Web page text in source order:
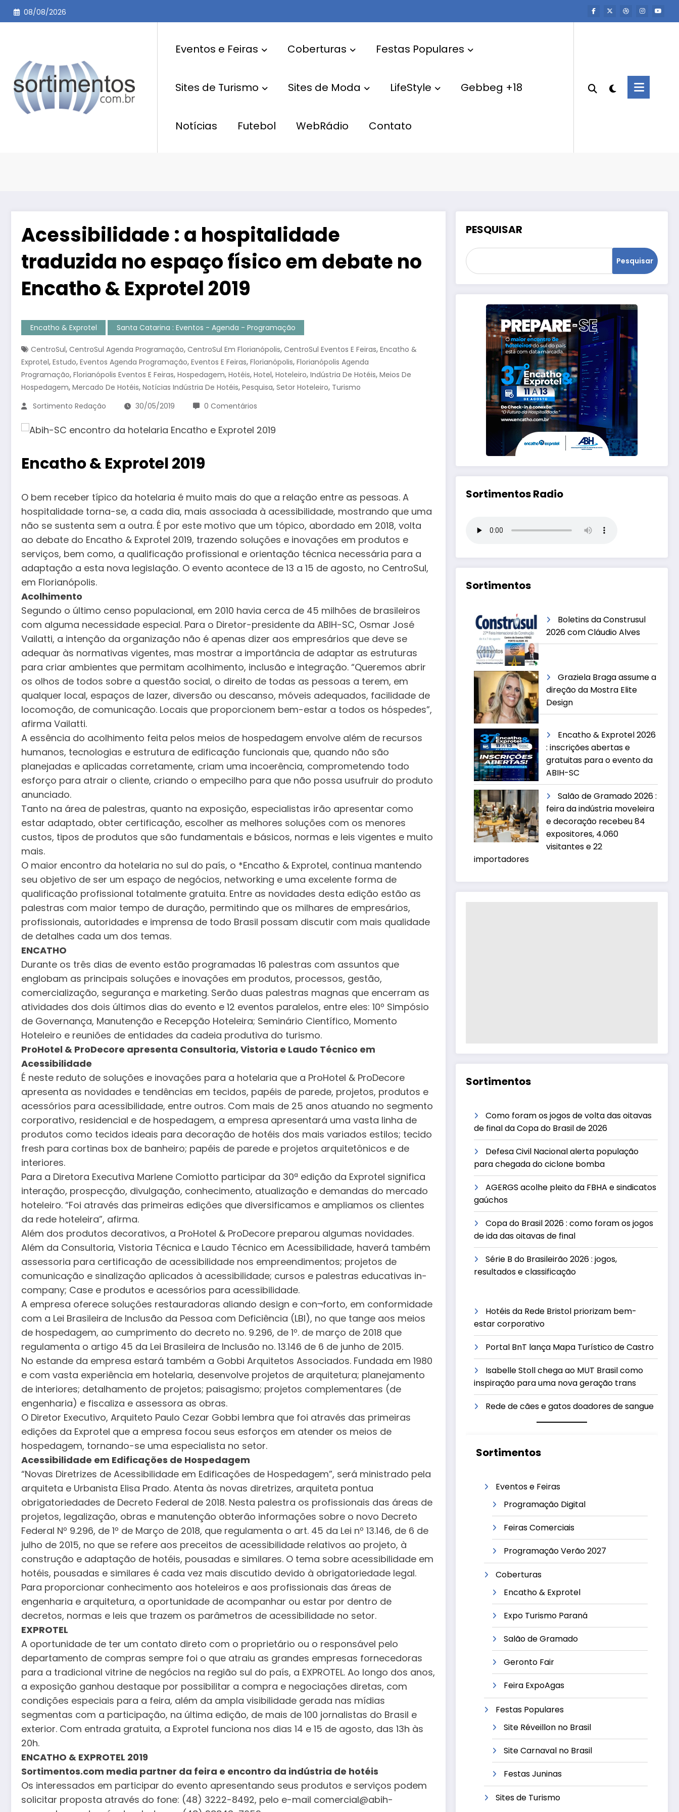
Pular
para
08/08/2026
Eventos e Feiras Coberturas Festas Populares
Sites de Turismo Sites de Moda LifeStyle Gebbeg +18
Notícias Futebol WebRádio Contato
Acessibilidade : a hospitalidade
traduzida no espaço físico em debate no
Encatho & Exprotel 2019
Encatho & Exprotel Santa Catarina : Eventos - Agenda - Programação
CentroSul, CentroSul Agenda Programação, CentroSul Em Florianópolis, CentroSul Eventos E Feiras, Encatho &
Exprotel, Estudo, Eventos Agenda Programação, Eventos E Feiras, Florianópolis, Florianópolis Agenda
Programação, Florianópolis Eventos E Feiras, Hospedagem, Hotéis, Hotel, Hoteleiro, Indústria De Hotéis, Meios De
Hospedagem, Mercado De Hotéis, Notícias Indústria De Hotéis, Pesquisa, Setor Hoteleiro, Turismo
Sortimento Redação
30/05/2019 0 Comentários
Encatho & Exprotel 2019
O bem receber típico da hotelaria é muito mais do que a relação entre as pessoas. A
hospitalidade torna-se, a cada dia, mais associada à acessibilidade, mostrando que uma
não se sustenta sem a outra. É por este motivo que um tópico, abordado em 2018, volta
ao debate do Encatho & Exprotel 2019, trazendo soluções e inovações em produtos e
serviços, bem como, a qualificação profissional e orientação técnica necessária para a
adaptação a esta nova legislação. O evento acontece de 13 a 15 de agosto, no CentroSul,
em Florianópolis.
Acolhimento
Segundo o último censo populacional, em 2010 havia cerca de 45 milhões de brasileiros
com alguma necessidade especial. Para o Diretor-presidente da ABIH-SC, Osmar José
Vailatti, a intenção da organização não é apenas dizer aos empresários que deve se
adequar às normativas vigentes, mas mostrar a importância de adaptar as estruturas
para criar ambientes que permitam acolhimento, inclusão e integração. “Queremos abrir
os olhos de todos sobre a questão social, o direito de todas as pessoas a terem, em
qualquer local, espaços de lazer, diversão ou descanso, móveis adequados, facilidade de
locomoção, de comunicação. Locais que proporcionem bem-estar a todos os hóspedes”,
afirma Vailatti.
A essência do acolhimento feita pelos meios de hospedagem envolve além de recursos
humanos, tecnologias e estrutura de edificação funcionais que, quando não são
planejadas e aplicadas corretamente, criam uma incoerência, comprometendo todo
esforço para atrair o cliente, criando o empecilho para que não possa usufruir do produto
anunciado.
Tanto na área de palestras, quanto na exposição, especialistas irão apresentar como
estar adaptado, obter certificação, escolher as melhores soluções com os menores
custos, tipos de produtos que são fundamentais e básicos, normas e leis vigentes e muito
mais.
O maior encontro da hotelaria no sul do país, o *Encatho & Exprotel, continua mantendo
seu objetivo de ser um espaço de negócios, networking e uma excelente forma de
qualificação profissional totalmente gratuita. Entre as novidades desta edição estão as
palestras com maior tempo de duração, permitindo que os milhares de empresários,
profissionais, autoridades e imprensa de todo Brasil possam discutir com mais qualidade
de detalhes cada um dos temas.
ENCATHO
Durante os três dias de evento estão programadas 16 palestras com assuntos que
englobam as principais soluções e inovações em produtos, processos, gestão,
comercialização, segurança e marketing. Serão duas palestras magnas que encerram as
atividades dos dois últimos dias do evento e 12 eventos paralelos, entre eles: 10º Simpósio
de Governança, Manutenção e Recepção Hoteleira; Seminário Científico, Momento
Hoteleiro e reuniões de entidades da cadeia produtiva do turismo.
ProHotel & ProDecore apresenta Consultoria, Vistoria e Laudo Técnico em
Acessibilidade
É neste reduto de soluções e inovações para a hotelaria que a ProHotel & ProDecore
apresenta as novidades e tendências em tecidos, papéis de parede, projetos, produtos e
acessórios para acessibilidade, entre outros. Com mais de 25 anos atuando no segmento
corporativo, residencial e de hospedagem, a empresa apresentará uma vasta linha de
produtos como tecidos ideais para decoração de hotéis dos mais variados estilos; tecido
fresh para cortinas box de banheiro; papéis de parede e projetos arquitetônicos e de
interiores.
Para a Diretora Executiva Marlene Comiotto participar da 30ª edição da Exprotel significa
interação, prospecção, divulgação, conhecimento, atualização e demandas do mercado
hoteleiro. “Foi através das primeiras edições que diversificamos e ampliamos os clientes
da rede hoteleira”, afirma.
Além dos produtos decorativos, a ProHotel & ProDecore preparou algumas novidades.
Além da Consultoria, Vistoria Técnica e Laudo Técnico em Acessibilidade, haverá também
assessoria para certificação de acessibilidade nos empreendimentos; projetos de
comunicação e sinalização aplicados à acessibilidade; cursos e palestras educativas in-
company; Case e produtos e acessórios para acessibilidade.
A empresa oferece soluções restauradoras aliando design e con¬forto, em conformidade
com a Lei Brasileira de Inclusão da Pessoa com Deficiência (LBI), no que tange aos meios
de hospedagem, ao cumprimento do decreto no. 9.296, de 1º. de março de 2018 que
regulamenta o artigo 45 da Lei Brasileira de Inclusão no. 13.146 de 6 de junho de 2015.
No estande da empresa estará também a Gobbi Arquitetos Associados. Fundada em 1980
e com vasta experiência em hotelaria, desenvolve projetos de arquitetura; planejamento
de interiores; detalhamento de projetos; paisagismo; projetos complementares (de
engenharia) e fiscaliza e assessora as obras.
O Diretor Executivo, Arquiteto Paulo Cezar Gobbi lembra que foi através das primeiras
edições da Exprotel que a empresa focou seus esforços em atender os meios de
hospedagem, tornando-se uma especialista no setor.
Acessibilidade em Edificações de Hospedagem
“Novas Diretrizes de Acessibilidade em Edificações de Hospedagem”, será ministrado pela
arquiteta e Urbanista Elisa Prado. Atenta às novas diretrizes, arquiteta pontua
obrigatoriedades de Decreto Federal de 2018. Nesta palestra os profissionais das áreas de
projetos, legalização, obras e manutenção obterão informações sobre o novo Decreto
Federal Nº 9.296, de 1º de Março de 2018, que regulamenta o art. 45 da Lei nº 13.146, de 6 de
julho de 2015, no que se refere aos preceitos de acessibilidade relativos ao projeto, à
construção e adaptação de hotéis, pousadas e similares. O tema sobre acessibilidade em
hotéis, pousadas e similares é cada vez mais discutido devido à obrigatoriedade legal.
Para proporcionar conhecimento aos hoteleiros e aos profissionais das áreas de
engenharia e arquitetura, a oportunidade de acompanhar ou estar por dentro de
decretos, normas e leis que trazem os parâmetros de acessibilidade no setor.
EXPROTEL
A oportunidade de ter um contato direto com o proprietário ou o responsável pelo
departamento de compras sempre foi o que atraiu as grandes empresas fornecedoras
para a tradicional vitrine de negócios na região sul do país, a EXPROTEL. Ao longo dos anos,
a exposição ganhou destaque por possibilitar a compra e negociações diretas, com
condições especiais para a feira, além da ampla visibilidade gerada nas mídias
segmentas com a participação, na última edição, de mais de 100 jornalistas do Brasil e
exterior. Com entrada gratuita, a Exprotel funciona nos dias 14 e 15 de agosto, das 13h às
20h.
ENCATHO & EXPROTEL 2019
Sortimentos.com media partner da feira e encontro da indústria de hotéis
Os interessados em participar do evento apresentando seus produtos e serviços podem
solicitar proposta através do fone: (48) 3222-8492, pelo e-mail comercial@abih-
PESQUISAR
Pesquisar
Sortimentos Radio
Sortimentos
Boletins da Construsul
2026 com Cláudio Alves
Graziela Braga assume a
direção da Mostra Elite
Design
Encatho & Exprotel 2026
: inscrições abertas e
gratuitas para o evento da
ABIH-SC
Salão de Gramado 2026 :
feira da indústria moveleira
e decoração recebeu 84
expositores, 4.060
visitantes e 22
importadores
Sortimentos
Como foram os jogos de volta das oitavas
de final da Copa do Brasil de 2026
Defesa Civil Nacional alerta população
para chegada do ciclone bomba
AGERGS acolhe pleito da FBHA e sindicatos
gaúchos
Copa do Brasil 2026 : como foram os jogos
de ida das oitavas de final
Série B do Brasileirão 2026 : jogos,
resultados e classificação
Hotéis da Rede Bristol priorizam bem-
estar corporativo
Portal BnT lança Mapa Turístico de Castro
Isabelle Stoll chega ao MUT Brasil como
inspiração para uma nova geração trans
Rede de cães e gatos doadores de sangue
Sortimentos
Eventos e Feiras
Programação Digital
Feiras Comerciais
Programação Verão 2027
Coberturas
Encatho & Exprotel
Expo Turismo Paraná
Salão de Gramado
Geronto Fair
Feira ExpoAgas
Festas Populares
Site Réveillon no Brasil
Site Carnaval no Brasil
Festas Juninas
Sites de Turismo